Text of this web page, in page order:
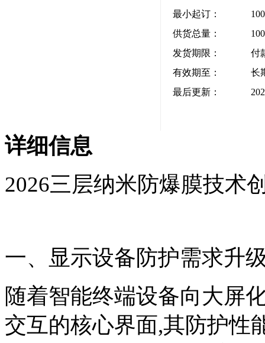
最小起订：
供货总量：
发货期限：
付
有效期至：
长
最后更新：
详细信息
2026三层纳米防爆膜技术
一、显示设备防护需求升
随着智能终端设备向大屏
交互的核心界面,其防护性